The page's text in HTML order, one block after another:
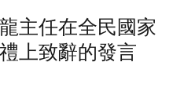
主任在全民國家
上致辭的發言